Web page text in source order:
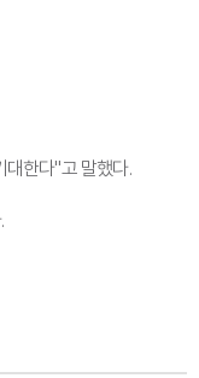
한다"고 말했다.